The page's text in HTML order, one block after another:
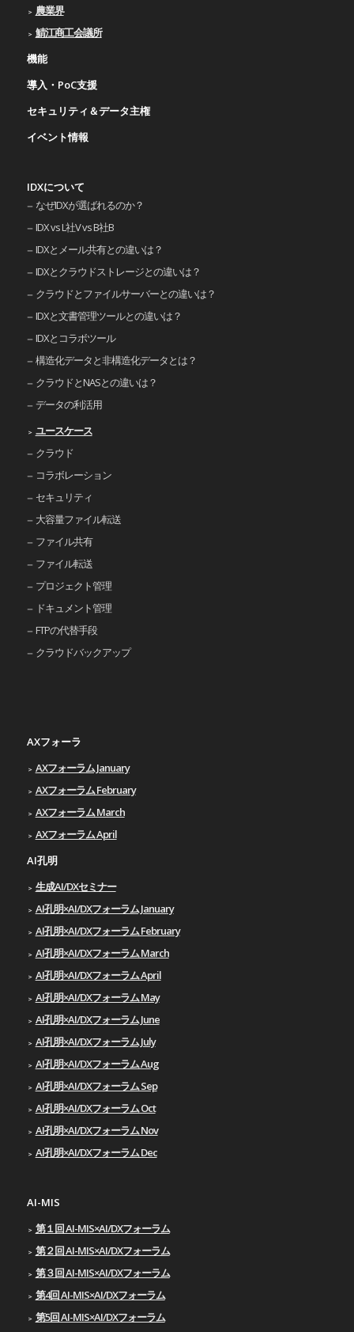
農業界
鯖江商工会議所
機能
導入・PoC支援
セキュリティ＆データ主権
イベント情報
IDXについて
なぜIDXが選ばれるのか？
IDX vs L社V vs B社B
IDXとメール共有との違いは？
IDXとクラウドストレージとの違いは？
クラウドとファイルサーバーとの違いは？
IDXと文書管理ツールとの違いは？
IDXとコラボツール
構造化データと非構造化データとは？
クラウドとNASとの違いは？
データの利活用
ユースケース
クラウド
コラボレーション
セキュリティ
大容量ファイル転送
ファイル共有
ファイル転送
プロジェクト管理
ドキュメント管理
FTPの代替手段
クラウドバックアップ
AXフォーラ
AXフォーラム January
AXフォーラム February
AXフォーラム March
AXフォーラム April
AI孔明
生成AI/DXセミナー
AI孔明×AI/DXフォーラム January
AI孔明×AI/DXフォーラム February
AI孔明×AI/DXフォーラム March
AI孔明×AI/DXフォーラム April
AI孔明×AI/DXフォーラム May
AI孔明×AI/DXフォーラム June
AI孔明×AI/DXフォーラム July
AI孔明×AI/DXフォーラム Aug
AI孔明×AI/DXフォーラム Sep
AI孔明×AI/DXフォーラム Oct
AI孔明×AI/DXフォーラム Nov
AI孔明×AI/DXフォーラム Dec
AI-MIS
第１回 AI-MIS×AI/DXフォーラム
第２回 AI-MIS×AI/DXフォーラム
第３回 AI-MIS×AI/DXフォーラム
第4回 AI-MIS×AI/DXフォーラム
第5回 AI-MIS×AI/DXフォーラム